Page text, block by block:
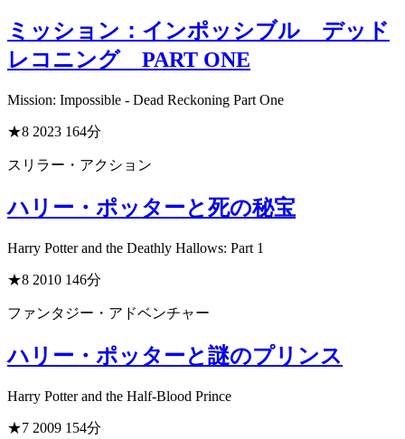
ミッション：インポッシブル デッド
レコニング PART ONE
Mission: Impossible - Dead Reckoning Part One
★8 2023 164分
スリラー・アクション
ハリー・ポッターと死の秘宝
Harry Potter and the Deathly Hallows: Part 1
★8 2010 146分
ファンタジー・アドベンチャー
ハリー・ポッターと謎のプリンス
Harry Potter and the Half-Blood Prince
★7 2009 154分